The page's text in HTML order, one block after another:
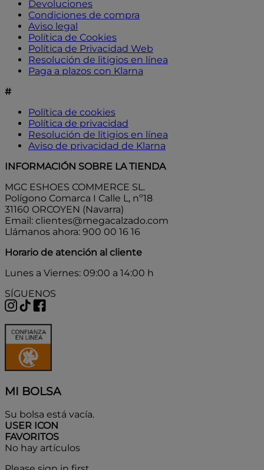
Devoluciones
Condiciones de compra
Aviso legal
Política de Cookies
Política de Privacidad Web
Resolución de litigios en línea
Paga a plazos con Klarna
#
Política de cookies
Política de privacidad
Resolución de litigios en línea
Aviso de privacidad de Klarna
INFORMACIÓN SOBRE LA TIENDA
MGC ESHOES COMMERCE SL.
Polígono Comarca I Calle L, nº18
31160 ORCOYEN (Navarra)
Email: clientes@megacalzado.com
Llámanos ahora: 900 00 16 16
Horario de atención al cliente
Lunes a Viernes: 09:00 a 14:00 h
SÍGUENOS
MI BOLSA
Su bolsa está vacía.
USER ICON
FAVORITOS
No hay artículos